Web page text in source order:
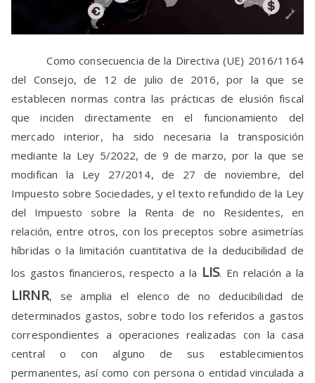
Como consecuencia de la Directiva (UE) 2016/1164
del Consejo, de 12 de julio de 2016, por la que se
establecen normas contra las prácticas de elusión fiscal
que inciden directamente en el funcionamiento del
mercado interior, ha sido necesaria la transposición
mediante la Ley 5/2022, de 9 de marzo, por la que se
modifican la Ley 27/2014, de 27 de noviembre, del
Impuesto sobre Sociedades, y el texto refundido de la Ley
del Impuesto sobre la Renta de no Residentes, en
relación, entre otros, con los preceptos sobre asimetrías
híbridas o la limitación cuantitativa de la deducibilidad de
los gastos financieros, respecto a la LIS. En relación a la
LIRNR, se amplia el elenco de no deducibilidad de
determinados gastos, sobre todo los referidos a gastos
correspondientes a operaciones realizadas con la casa
central o con alguno de sus establecimientos
permanentes, así como con persona o entidad vinculada a